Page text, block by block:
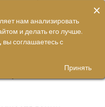
приемке
могут
об
×
нам анализировать
и делать его лучше.
соглашаетесь с
Принять